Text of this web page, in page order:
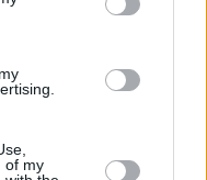
of my
una nota di
di “ripulire
a condizione